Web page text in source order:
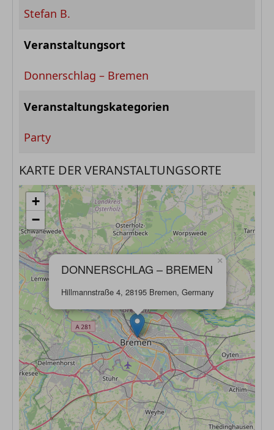
Stefan B.
Veranstaltungsort
Donnerschlag – Bremen
Veranstaltungskategorien
Party
KARTE DER VERANSTALTUNGSORTE
DONNERSCHLAG – BREMEN
Hillmannstraße 4, 28195 Bremen, Germany
×
+
−